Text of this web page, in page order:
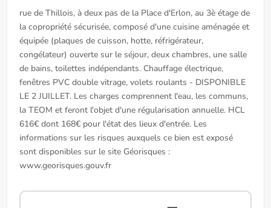
rue de Thillois, à deux pas de la Place d'Erlon, au 3è étage de
la copropriété sécurisée, composé d'une cuisine aménagée et
équipée (plaques de cuisson, hotte, réfrigérateur,
congélateur) ouverte sur le séjour, deux chambres, une salle
de bains, toilettes indépendants. Chauffage électrique,
fenêtres PVC double vitrage, volets roulants - DISPONIBLE
LE 2 JUILLET. Les charges comprennent l'eau, les communs,
la TEOM et feront l'objet d'une régularisation annuelle. HCL
616€ dont 168€ pour l'état des lieux d'entrée. Les
informations sur les risques auxquels ce bien est exposé
sont disponibles sur le site Géorisques :
www.georisques.gouv.fr